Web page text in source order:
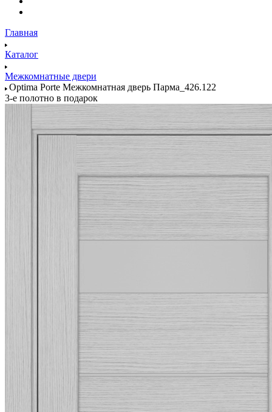
Главная
Каталог
Межкомнатные двери
Optima Porte Межкомнатная дверь Парма_426.122
3-е полотно в подарок